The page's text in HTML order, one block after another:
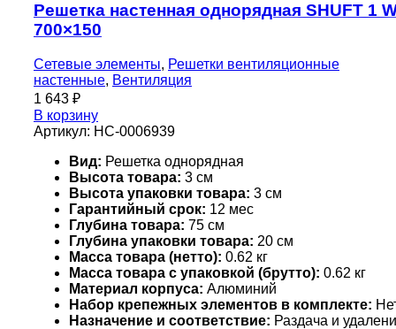
Решетка настенная однорядная SHUFT 1
700×150
Сетевые элементы, Решетки вентиляционные
настенные, Вентиляция
1 643 ₽
В корзину
Артикул: НС-0006939
Вид: Решетка однорядная
Высота товара: 3 см
Высота упаковки товара: 3 см
Гарантийный срок: 12 мес
Глубина товара: 75 см
Глубина упаковки товара: 20 см
Масса товара (нетто): 0.62 кг
Масса товара с упаковкой (брутто): 0.62 кг
Материал корпуса: Алюминий
Набор крепежных элементов в комплекте:
Назначение и соответствие: Раздача и